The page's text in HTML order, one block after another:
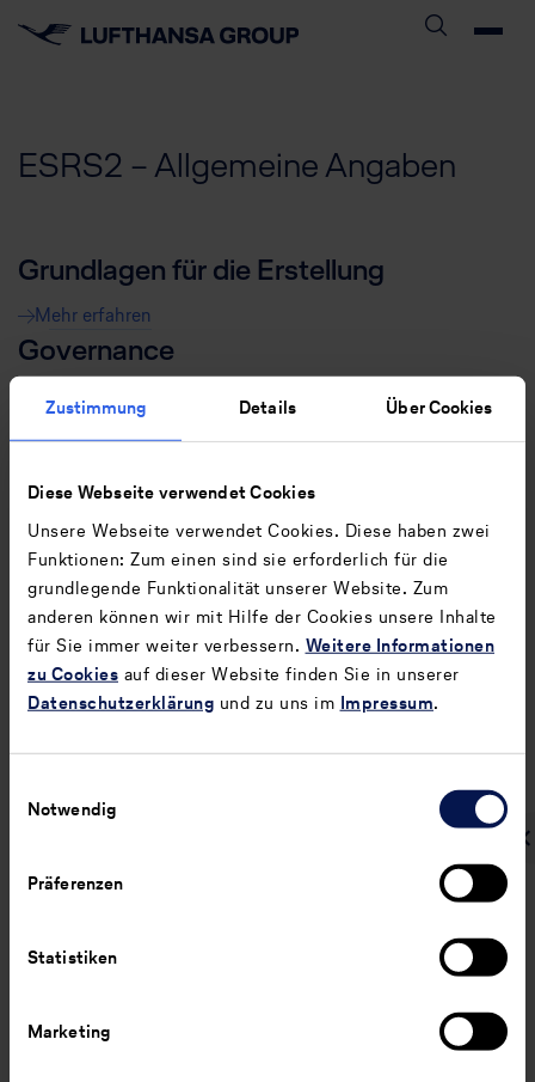
Zustimmung Details Über Cookies
Diese Webseite verwendet Cookies
Unsere Webseite verwendet Cookies. Diese haben zwei
Funktionen: Zum einen sind sie erforderlich für die
grundlegende Funktionalität unserer Website. Zum
anderen können wir mit Hilfe der Cookies unsere Inhalte
für Sie immer weiter verbessern. Weitere Informationen
zu Cookies auf dieser Website finden Sie in unserer
Datenschutzerklärung und zu uns im Impressum.
Notwendig
Präferenzen
Statistiken
Marketing
ESRS2 – Allgemeine Angaben
Grundlagen für die Erstellung
Mehr erfahren
Governance
Mehr erfahren
Strategie
Risiken und Chancen
Mehr erfahren
nichtfinanzielle Erklärung